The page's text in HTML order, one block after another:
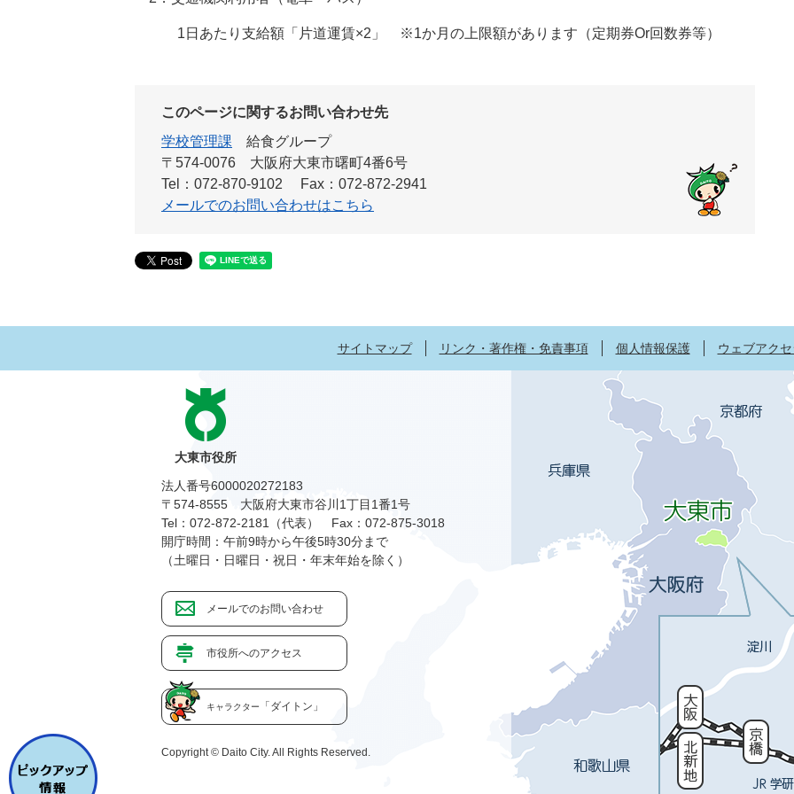
1日あたり支給額「片道運賃×2」 ※1か月の上限額があります（定期券Or回数券等）
このページに関するお問い合わせ先
学校管理課
給食グループ
〒574-0076
大阪府大東市曙町4番6号
Tel：072-870-9102
Fax：072-872-2941
メールでのお問い合わせはこちら
サイトマップ リンク・著作権・免責事項 個人情報保護 ウェブアク
大東市役所
法人番号6000020272183
〒574-8555 大阪府大東市谷川1丁目1番1号
Tel：072-872-2181（代表）
Fax：072-875-3018
開庁時間：午前9時から午後5時30分まで
（土曜日・日曜日・祝日・年末年始を除く）
メールでのお問い合わせ
市役所へのアクセス
キャラクター 「ダイトン」
Copyright © Daito City. All Rights Reserved.